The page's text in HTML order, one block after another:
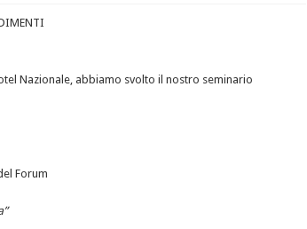
Nazionale, abbiamo svolto il nostro seminario
Forum